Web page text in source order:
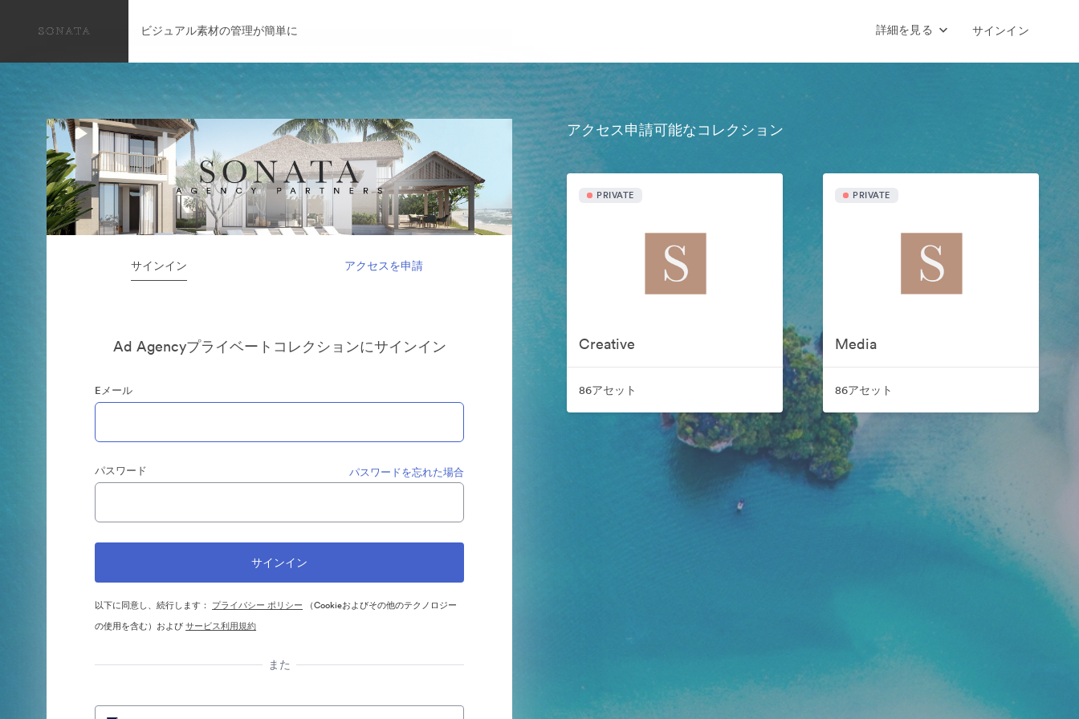
ビジュアル素材の管理が簡単に 詳細を見る サインイン
サインイン アクセスを申請
Ad Agencyプライベートコレクションにサインイン
Eメール
パスワード パスワードを忘れた場合
以下に同意し、続行します： プライバシー ポリシー （Cookieおよびその他のテクノロジー
の使用を含む）およびサービス利用規約
また
アクセス申請可能なコレクション
PRIVATE
Creative
86アセット
PRIVATE
Media
86アセット